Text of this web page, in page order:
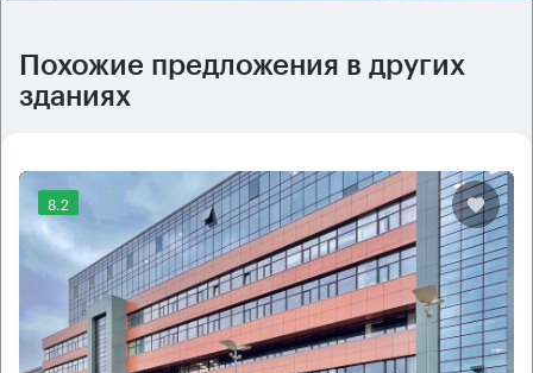
Похожие предложения в других
зданиях
8.2